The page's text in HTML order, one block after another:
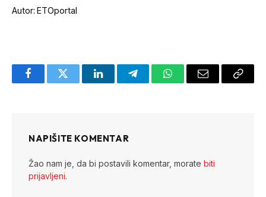
Autor: ETOportal
FacebookTwitter LinkedInTelegramWhatsAppEmail
Copy
NAPIŠITE KOMENTAR
Žao nam je, da bi postavili komentar, morate biti
prijavljeni.